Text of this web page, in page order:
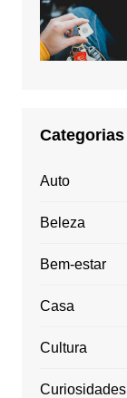
Categorias
Auto
Beleza
Bem-estar
Casa
Cultura
Curiosidades